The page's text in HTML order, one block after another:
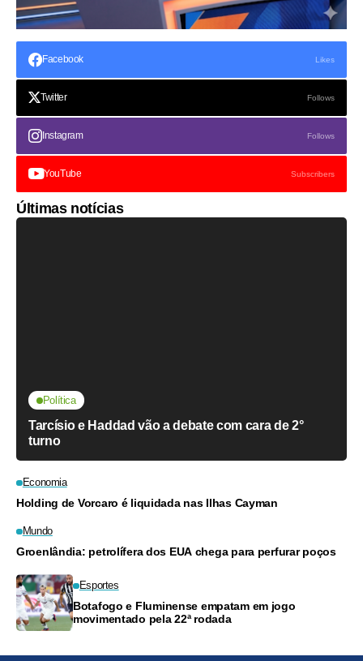
Facebook Likes
Twitter Follows
Instagram Follows
YouTube Subscribers
Últimas notícias
Política
Tarcísio e Haddad vão a debate com cara de 2°
turno
Economia
Holding de Vorcaro é liquidada nas Ilhas Cayman
Mundo
Groenlândia: petrolífera dos EUA chega para perfurar poços
Esportes
Botafogo e Fluminense empatam em jogo
movimentado pela 22ª rodada